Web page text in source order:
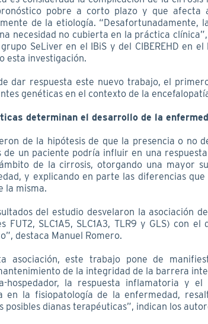
pobre a corto plazo y que afecta
de la etiología. “Desafortunadamente,
necesidad no cubierta en la práctica
SeLiver en el IBiS y del CIBEREHD en
esta investigación.
dar respuesta este nuevo trabajo, el
genéticas en el contexto de la
determinan el desarrollo de la
de la hipótesis de que la presencia o no
de un paciente podría influir en una
de la cirrosis, otorgando una mayor
y explicando en parte las diferencias que
la misma.
del estudio desvelaron la asociación
FUT2, SLC1A5, SLC1A3, TLR9 y GLS) con el
destaca Manuel Romero.
asociación, este trabajo pone de
de la integridad de la barrera
hospedador, la respuesta inflamatoria y el
en la fisiopatología de la enfermedad,
posibles dianas terapéuticas”, indican los